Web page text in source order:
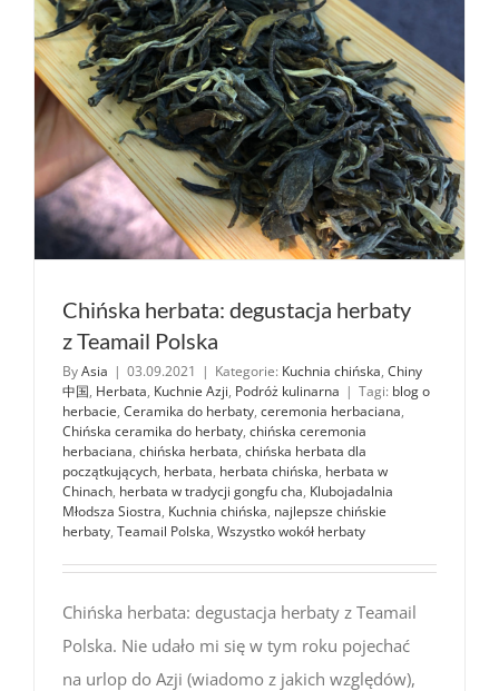
Chińska herbata: degustacja herbaty
z Teamail Polska
ByAsia | 03.09.2021 | Kategorie: Kuchnia chińska, Chiny
中国, Herbata, Kuchnie Azji, Podróż kulinarna | Tagi: blog o
herbacie, Ceramika do herbaty, ceremonia herbaciana,
Chińska ceramika do herbaty, chińska ceremonia
herbaciana, chińska herbata, chińska herbata dla
początkujących, herbata, herbata chińska, herbata w
Chinach, herbata w tradycji gongfu cha, Klubojadalnia
Młodsza Siostra, Kuchnia chińska, najlepsze chińskie
herbaty, Teamail Polska, Wszystko wokół herbaty
Chińska herbata: degustacja herbaty z Teamail
Polska. Nie udało mi się w tym roku pojechać
na urlop do Azji (wiadomo z jakich względów),